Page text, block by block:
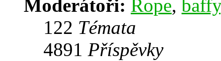
Moderátoři: Rope, baffy
122 Témata
4891 Příspěvky